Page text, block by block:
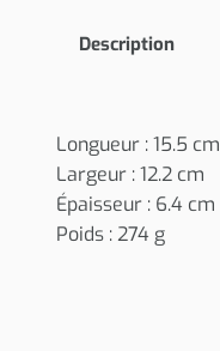
Description
Longueur : 15.5 cm
Largeur : 12.2 cm
Épaisseur : 6.4 cm
Poids : 274 g